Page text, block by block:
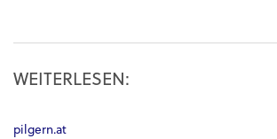
WEITERLESEN:
pilgern.at